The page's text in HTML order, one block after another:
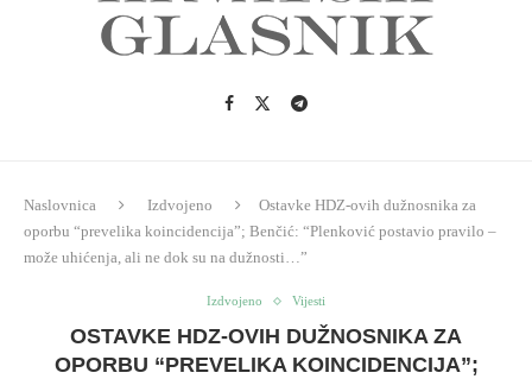
Naslovnica Izdvojeno
Ostavke HDZ-ovih dužnosnika za
oporbu “prevelika koincidencija”; Benčić: “Plenković postavio pravilo –
može uhićenja, ali ne dok su na dužnosti…”
Izdvojeno Vijesti
OSTAVKE HDZ-OVIH DUŽNOSNIKA ZA
OPORBU “PREVELIKA KOINCIDENCIJA”;